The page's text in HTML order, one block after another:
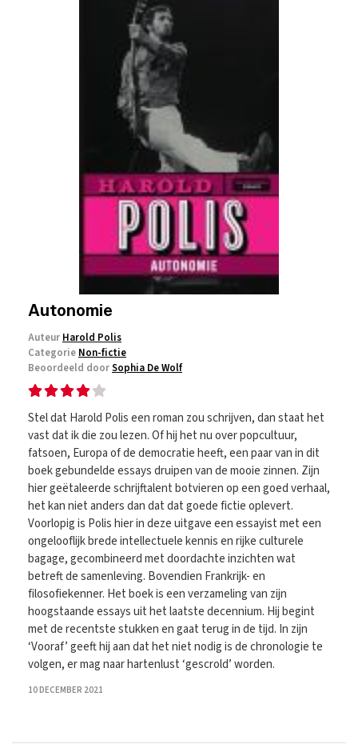
Autonomie
Auteur Harold Polis
Categorie Non-fictie
Beoordeeld doorSophia De Wolf
Stel dat Harold Polis een roman zou schrijven, dan staat het
vast dat ik die zou lezen. Of hij het nu over popcultuur,
fatsoen, Europa of de democratie heeft, een paar van in dit
boek gebundelde essays druipen van de mooie zinnen. Zijn
hier geëtaleerde schrijftalent botvieren op een goed verhaal,
het kan niet anders dan dat dat goede fictie oplevert.
Voorlopig is Polis hier in deze uitgave een essayist met een
ongelooflijk brede intellectuele kennis en rijke culturele
bagage, gecombineerd met doordachte inzichten wat
betreft de samenleving. Bovendien Frankrijk- en
filosofiekenner. Het boek is een verzameling van zijn
hoogstaande essays uit het laatste decennium. Hij begint
met de recentste stukken en gaat terug in de tijd. In zijn
‘Vooraf’ geeft hij aan dat het niet nodig is de chronologie te
volgen, er mag naar hartenlust ‘gescrold’ worden.
10 DECEMBER 2021